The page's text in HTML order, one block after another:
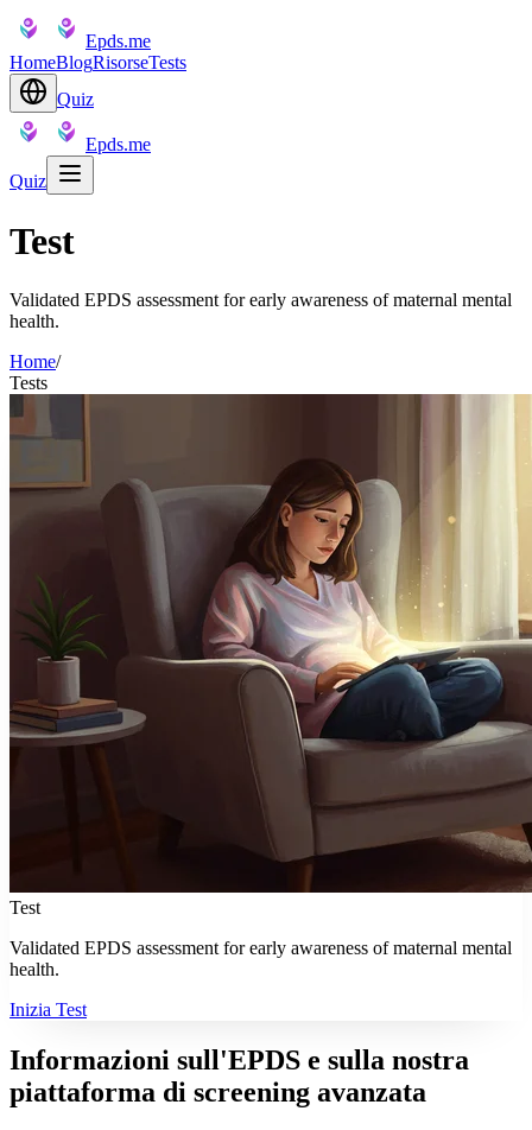
Epds.me
HomeBlogRisorseTests
Quiz
Epds.me
Quiz
Test
Validated EPDS assessment for early awareness of maternal mental
health.
Home/
Tests
Test
Validated EPDS assessment for early awareness of maternal mental
health.
Inizia Test
Informazioni sull'EPDS e sulla nostra
piattaforma di screening avanzata